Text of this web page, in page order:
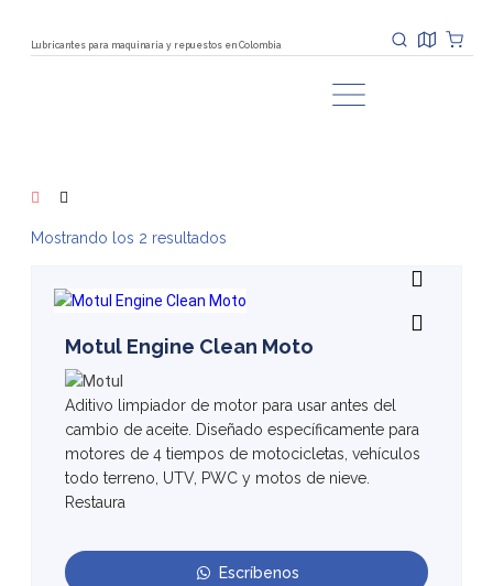
Lubricantes para maquinaria y repuestos en Colombia
Mostrando los 2 resultados
Motul Engine Clean Moto
Aditivo limpiador de motor para usar antes del
cambio de aceite. Diseñado específicamente para
motores de 4 tiempos de motocicletas, vehículos
todo terreno, UTV, PWC y motos de nieve.
Restaura
Escríbenos